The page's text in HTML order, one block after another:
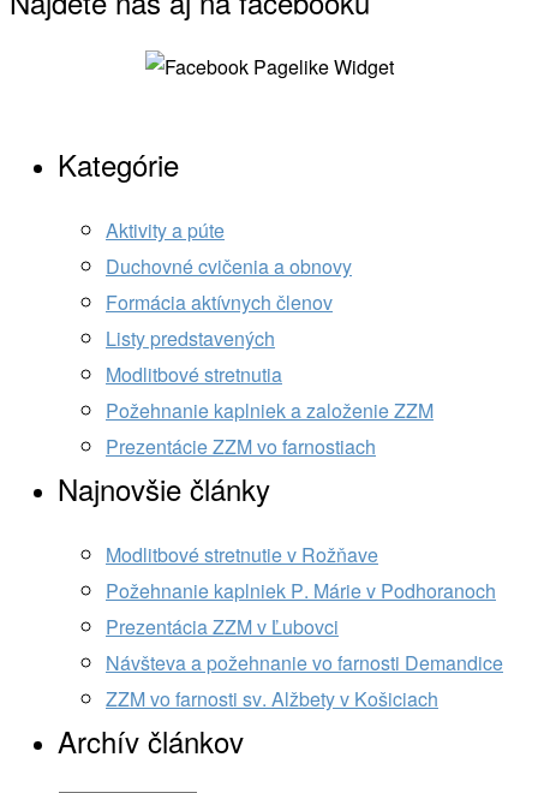
Kategórie
Aktivity a púte
Duchovné cvičenia a obnovy
Formácia aktívnych členov
Listy predstavených
Modlitbové stretnutia
Požehnanie kaplniek a založenie ZZM
Prezentácie ZZM vo farnostiach
Najnovšie články
Modlitbové stretnutie v Rožňave
Požehnanie kaplniek P. Márie v Podhoranoch
Prezentácia ZZM v Ľubovci
Návšteva a požehnanie vo farnosti Demandice
ZZM vo farnosti sv. Alžbety v Košiciach
Archív článkov